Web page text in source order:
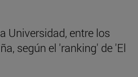
Universidad, entre los
según el 'ranking' de 'El